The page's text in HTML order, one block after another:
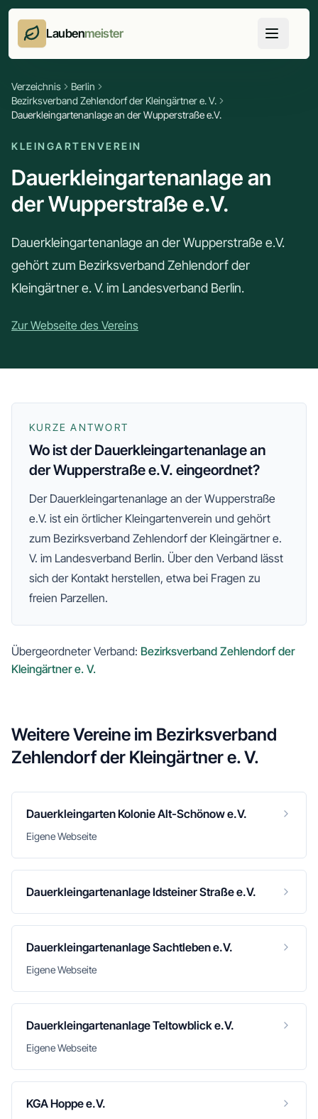
Laubenmeister
Verzeichnis
Berlin
Bezirksverband Zehlendorf der Kleingärtner e. V.
Dauerkleingartenanlage an der Wupperstraße e.V.
KLEINGARTENVEREIN
Dauerkleingartenanlage an
der Wupperstraße e.V.
Dauerkleingartenanlage an der Wupperstraße e.V.
gehört zum Bezirksverband Zehlendorf der
Kleingärtner e. V. im Landesverband Berlin.
Zur Webseite des Vereins
KURZE ANTWORT
Wo ist der Dauerkleingartenanlage an
der Wupperstraße e.V. eingeordnet?
Der Dauerkleingartenanlage an der Wupperstraße
e.V. ist ein örtlicher Kleingartenverein und gehört
zum Bezirksverband Zehlendorf der Kleingärtner e.
V. im Landesverband Berlin. Über den Verband lässt
sich der Kontakt herstellen, etwa bei Fragen zu
freien Parzellen.
Übergeordneter Verband: Bezirksverband Zehlendorf der
Kleingärtner e. V.
Weitere Vereine im Bezirksverband
Zehlendorf der Kleingärtner e. V.
Dauerkleingarten Kolonie Alt-Schönow e.V.
Eigene Webseite
Dauerkleingartenanlage Idsteiner Straße e.V.
Dauerkleingartenanlage Sachtleben e.V.
Eigene Webseite
Dauerkleingartenanlage Teltowblick e.V.
Eigene Webseite
KGA Hoppe e.V.